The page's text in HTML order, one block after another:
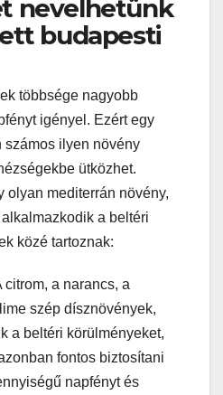
nevelhetünk
budapesti
többsége nagyobb
igényel. Ezért egy
számos ilyen növény
ütközhet.
olyan mediterrán növény,
a beltéri
közé tartoznak:
citrom, a narancs, a
szép dísznövények,
a beltéri körülményeket,
fontos biztosítani
napfényt és